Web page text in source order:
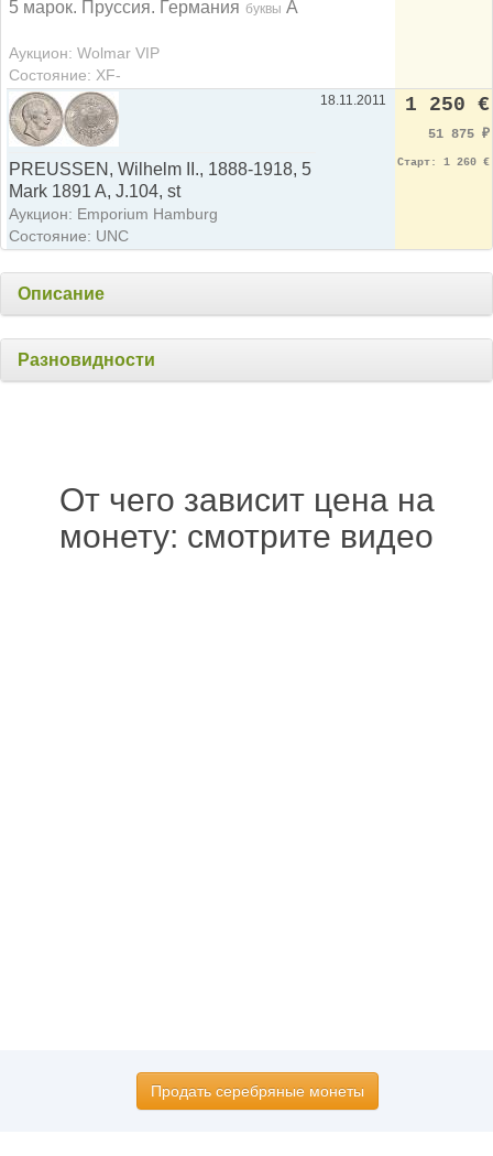
5 марок. Пруссия. Германия буквы А
Аукцион: Wolmar VIP
Состояние: XF-
PREUSSEN, Wilhelm II., 1888-1918, 5
Mark 1891 A, J.104, st
Аукцион: Emporium Hamburg
Состояние: UNC
18.11.2011 1 250 €
51 875 ₽
Старт: 1 260 €
Описание
Разновидности
От чего зависит цена на
монету: смотрите видео
Продать серебряные монеты